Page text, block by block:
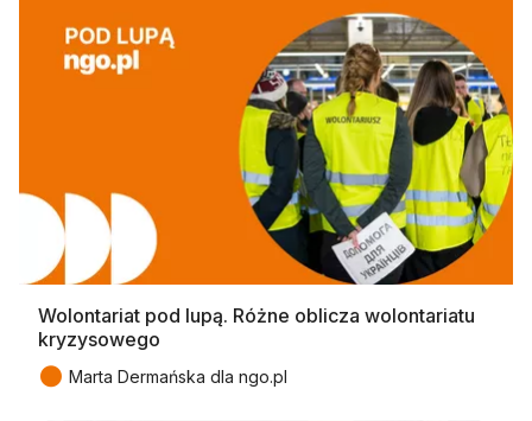
Wolontariat pod lupą. Różne oblicza wolontariatu
kryzysowego
● Marta Dermańska dla ngo.pl